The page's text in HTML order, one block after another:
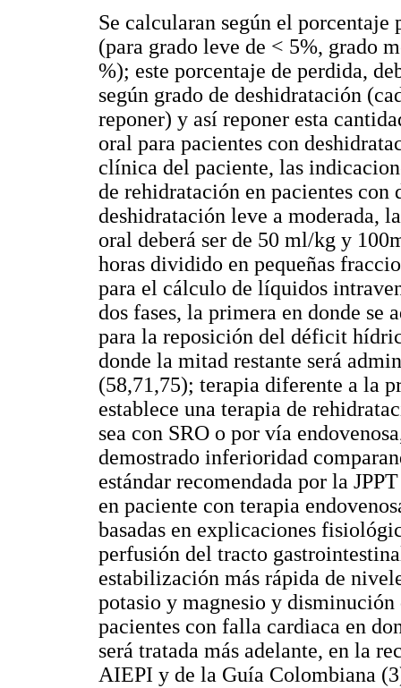
Se calcularan según el
(para grado leve de < 5%, grado
%); este porcentaje de perdida,
según grado de deshidratación
reponer) y así reponer esta
oral para pacientes con
clínica del paciente, las
de rehidratación en pacientes con
deshidratación leve a moderada,
oral deberá ser de 50 ml/kg y
horas dividido en pequeñas
para el cálculo de líquidos
dos fases, la primera en donde
para la reposición del déficit
donde la mitad restante será
(58,71,75); terapia diferente a la
establece una terapia de
sea con SRO o por vía
demostrado inferioridad
estándar recomendada por la
en paciente con terapia
basadas en explicaciones
perfusión del tracto
estabilización más rápida de
potasio y magnesio y
pacientes con falla cardiaca en
será tratada más adelante, en la
AIEPI y de la Guía Colombiana